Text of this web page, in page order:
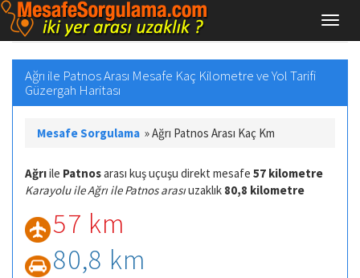
Ağrı ile Patnos Arası Mesafe Kaç Kilometre ve Yol Tarifi
Güzergah Haritası
Mesafe Sorgulama »Ağrı Patnos Arası Kaç Km
Ağrıile Patnosarası kuş uçuşu direkt mesafe 57 kilometre
Karayolu ile Ağrı ile Patnos arasıuzaklık 80,8 kilometre
57 km
80,8 km